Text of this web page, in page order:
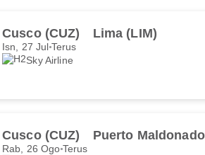
Cusco (CUZ) Lima (LIM)
Isn, 27 Jul Terus
Sky Airline
Cusco (CUZ) Puerto
Rab, 26 Ogo Terus